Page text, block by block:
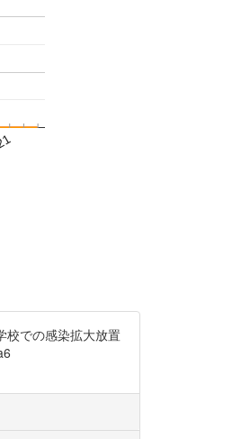
校での感染拡大放置